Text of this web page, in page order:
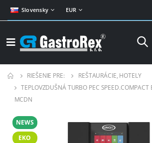
Slovensky EUR
RIEŠENIE PRE:
REŠTAURÁCIE, HOTELY
TEPLOVZDUŠNÁ TURBO PEC
MCDN
NEWS
EKO